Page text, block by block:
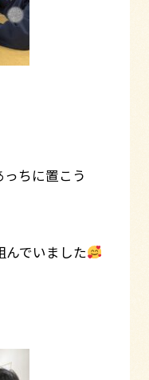
っちに置こう
んでいました